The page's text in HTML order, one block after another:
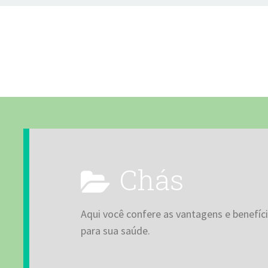
Chás
Aqui você confere as vantagens e
para sua saúde.